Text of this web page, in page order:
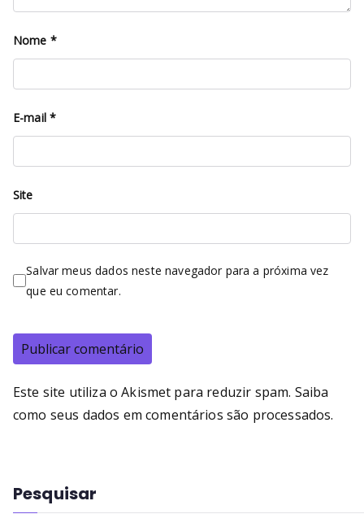
Nome *
E-mail*
Site
Salvar meus dados neste navegador para a próxima vez
que eu comentar.
Este site utiliza o Akismet para reduzir spam. Saiba
como seus dados em comentários são processados.
Pesquisar